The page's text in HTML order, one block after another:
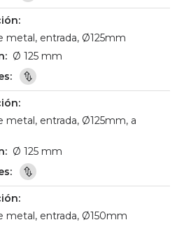
metal, entrada, Ø125mm
Ø 125 mm
metal, entrada, Ø125mm, a
Ø 125 mm
metal, entrada, Ø150mm